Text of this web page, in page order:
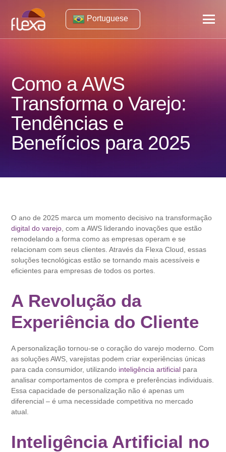
Portuguese
Como a AWS
Transforma o Varejo:
Tendências e
Benefícios para 2025
O ano de 2025 marca um momento decisivo na transformação
digital do varejo , com a AWS liderando inovações que estão
remodelando a forma como as empresas operam e se
relacionam com seus clientes. Através da Flexa Cloud, essas
soluções tecnológicas estão se tornando mais acessíveis e
eficientes para empresas de todos os portes.
A Revolução da
Experiência do Cliente
A personalização tornou-se o coração do varejo moderno. Com
as soluções AWS, varejistas podem criar experiências únicas
para cada consumidor, utilizando inteligência artificial para
analisar comportamentos de compra e preferências individuais.
Essa capacidade de personalização não é apenas um
diferencial – é uma necessidade competitiva no mercado
atual.
Inteligência Artificial no